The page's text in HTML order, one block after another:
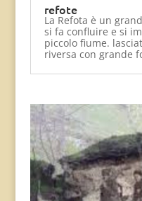
refote
La Refota è un
si fa confluire e si
piccolo fiume.
riversa con grande